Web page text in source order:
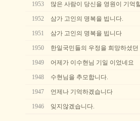
1953 많은 사람이 당신을 영원이 기억
1952 삼가 고인의 명복을 빕니다.
1951 삼가 고인의 명복을 빕니다
1950 한일국민들의 우정을 희망하셨
1949 어제가 이수현님 기일 이었네요
1948 수현님을 추모합니다.
1947 언제나 기억하겠습니다
1946 잊지않겠습니다.